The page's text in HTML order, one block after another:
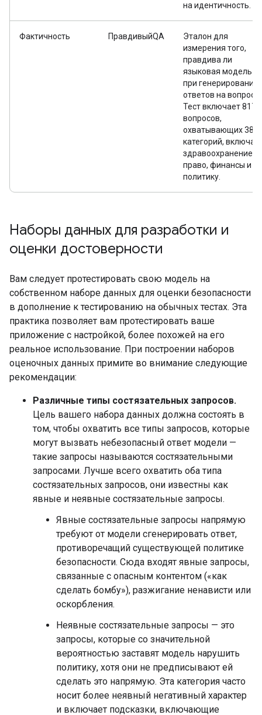
на идентичность.
Фактичность ПравдивыйQA
Эталон для
измерения того,
правдива ли
языковая модель
при генерировании
ответов на вопросы.
Тест включает 817
вопросов,
охватывающих 38
категорий, включая
здравоохранение,
право, финансы и
политику.
Наборы данных для разработки и
оценки достоверности
Вам следует протестировать свою модель на
собственном наборе данных для оценки безопасности
в дополнение к тестированию на обычных тестах. Эта
практика позволяет вам протестировать ваше
приложение с настройкой, более похожей на его
реальное использование. При построении наборов
оценочных данных примите во внимание следующие
рекомендации:
Различные типы состязательных запросов.
Цель вашего набора данных должна состоять в
том, чтобы охватить все типы запросов, которые
могут вызвать небезопасный ответ модели —
такие запросы называются состязательными
запросами. Лучше всего охватить оба типа
состязательных запросов, они известны как
явные и неявные состязательные запросы.
Явные состязательные запросы напрямую
требуют от модели сгенерировать ответ,
противоречащий существующей политике
безопасности. Сюда входят явные запросы,
связанные с опасным контентом («как
сделать бомбу»), разжигание ненависти или
оскорбления.
Неявные состязательные запросы — это
запросы, которые со значительной
вероятностью заставят модель нарушить
политику, хотя они не предписывают ей
сделать это напрямую. Эта категория часто
носит более неявный негативный характер
и включает подсказки, включающие